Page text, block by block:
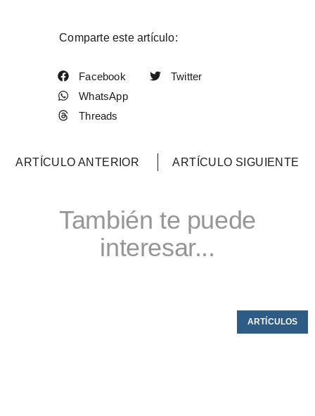
Comparte este artículo:
Facebook
Twitter
WhatsApp
Threads
ARTÍCULO ANTERIOR ARTÍCULO SIGUIENTE
También te puede
interesar...
ARTÍCULOS